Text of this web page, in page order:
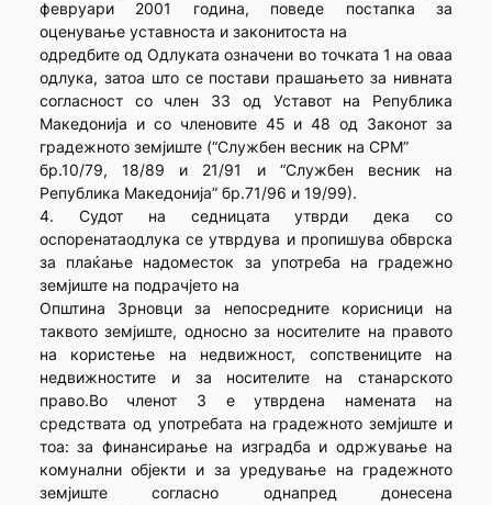
февруари 2001 година, поведе постапка за
оценување уставноста и законитоста на
одредбите од Одлуката означени во точката 1 на оваа
одлука, затоа што се постави прашањето за нивната
согласност со член 33 од Уставот на Република
Македонија и со членовите 45 и 48 од Законот за
градежното земјиште (“Службен весник на СРМ”
бр.10/79, 18/89 и 21/91 и “Службен весник на
Република Македонија” бр.71/96 и 19/99).
4. Судот на седницата утврди дека со
оспоренатаодлука се утврдува и пропишува обврска
за плаќање надоместок за употреба на градежно
земјиште на подрачјето на
Општина Зрновци за непосредните корисници на
таквото земјиште, односно за носителите на правото
на користење на недвижност, сопствениците на
недвижностите и за носителите на станарското
право.Во членот 3 е утврдена намената на
средствата од употребата на градежното земјиште и
тоа: за финансирање на изградба и одржување на
комунални објекти и за уредување на градежното
земјиште согласно однапред донесена